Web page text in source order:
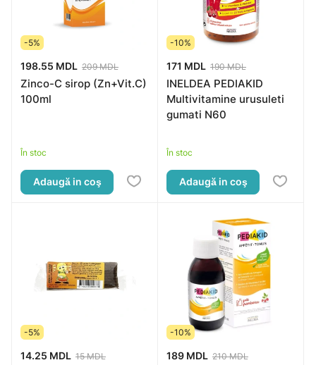
-5%
198.55 MDL 209 MDL
Zinco-C sirop (Zn+Vit.C)
100ml
În stoc
Adaugă in coş
-10%
171 MDL 190 MDL
INELDEA PEDIAKID
Multivitamine urusuleti
gumati N60
În stoc
Adaugă in coş
-5%
14.25 MDL 15 MDL
-10%
189 MDL 210 MDL